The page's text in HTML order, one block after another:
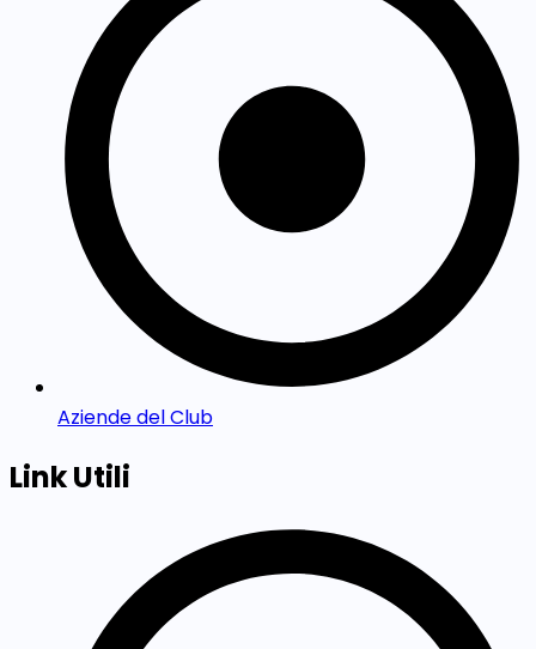
Aziende del Club
Link Utili